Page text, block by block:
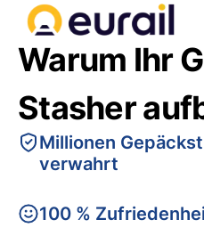
Warum Ihr
Stasher
Millionen
verwahrt
100 %